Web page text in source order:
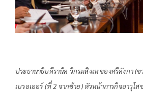
ประธานาธิบดีรานิล วิกรมสิงเห ของศรีลังกา (
เบรอเออร์ (ที่ 2 จากซ้าย) หัวหน้าภารกิจอาวุโส